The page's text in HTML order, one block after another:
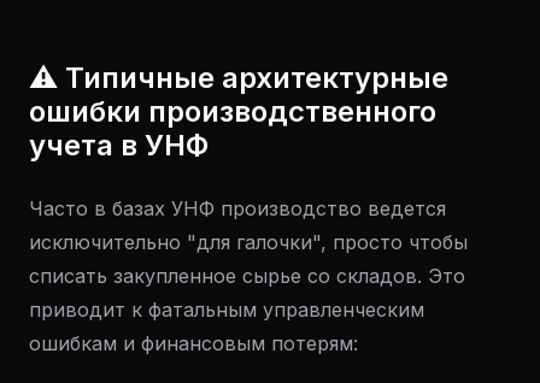
⚠️ Типичные архитектурные
ошибки производственного
учета в УНФ
Часто в базах УНФ производство ведется
исключительно "для галочки", просто чтобы
списать закупленное сырье со складов. Это
приводит к фатальным управленческим
ошибкам и финансовым потерям: